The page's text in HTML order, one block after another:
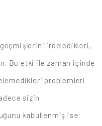
geçmişlerini irdeledikleri,
Bu etki ile zaman içinde
problemleri
sizin
kabullenmiş ise